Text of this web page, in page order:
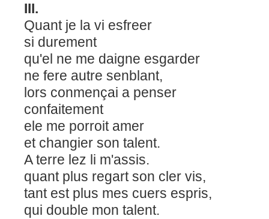
III.
Quant je la vi esfreer
si durement
qu'el ne me daigne esgarder
ne fere autre senblant,
lors conmençai a penser
confaitement
ele me porroit amer
et changier son talent.
A terre lez li m'assis.
quant plus regart son cler vis,
tant est plus mes cuers espris,
qui double mon talent.